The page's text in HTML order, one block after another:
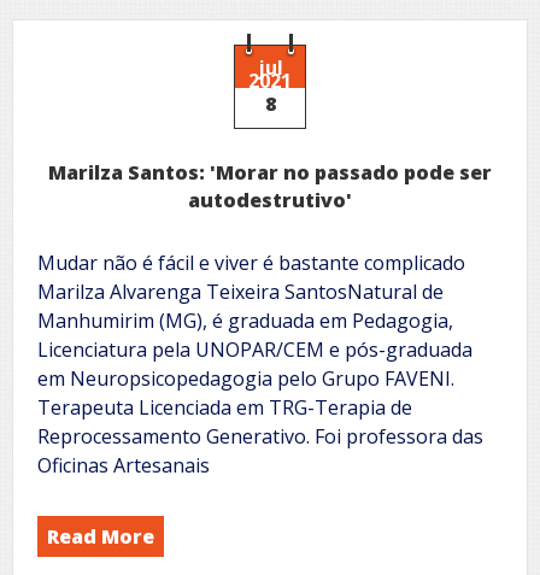
jul
2021
8
Marilza Santos: 'Morar no passado pode ser
autodestrutivo'
Mudar não é fácil e viver é bastante complicado
Marilza Alvarenga Teixeira SantosNatural de
Manhumirim (MG), é graduada em Pedagogia,
Licenciatura pela UNOPAR/CEM e pós-graduada
em Neuropsicopedagogia pelo Grupo FAVENI.
Terapeuta Licenciada em TRG-Terapia de
Reprocessamento Generativo. Foi professora das
Oficinas Artesanais
Read More